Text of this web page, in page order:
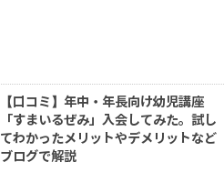
【口コミ】年中・年長向け幼児講座
「すまいるぜみ」入会してみた。試し
てわかったメリットやデメリットなど
ブログで解説